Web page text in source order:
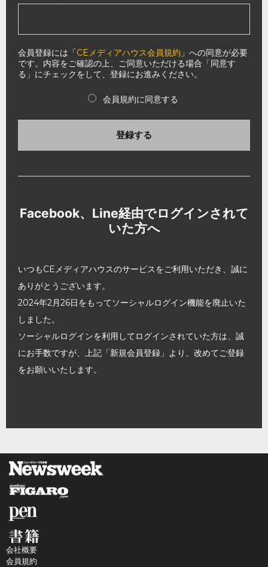
会員登録には「CEメディアハウス会員規約 」への同意が必要
です。内容をご確認の上、ご同意いただける場合「同意す
る」にチェックをして、登録にお進みください。
会員規約に同意する
登録する
Facebook、Line経由でログインされて
いた方へ
いつもCEメディアハウスのサービスをご利用いただき、誠に
ありがとうございます。
2024年2月26日をもってソーシャルログイン機能を廃止いた
しました。
ソーシャルログインを利用してログインされていた方は、誠
にお手数ですが、上記「新規会員登録」より、改めてご登録
をお願いいたします。
会社概要
会員規約